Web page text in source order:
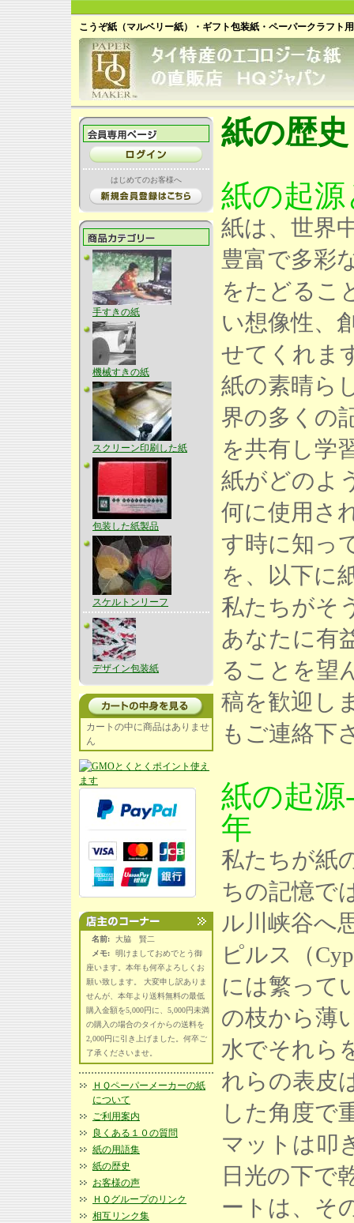
こうぞ紙（マルベリー紙）・ギフト包装紙・ペーパークラフト
はじめてのお客様へ
手すきの紙
機械すきの紙
スクリーン印刷した紙
包装した紙製品
スケルトンリーフ
デザイン包装紙
カートの中に商品はありませ
ん
名前:
大脇 賢二
メモ:
明けましておめでとう御
座います。本年も何卒よろしくお
願い致します。 大変申し訳ありま
せんが、本年より送料無料の最低
購入金額を5,000円に、5,000円未満
の購入の場合のタイからの送料を
2,000円に引き上げました。何卒ご
了承くださいませ。
ＨＱペーパーメーカーの紙
について
ご利用案内
良くある１０の質問
紙の用語集
紙の歴史
お客様の声
ＨＱグループのリンク
相互リンク集
紙の歴史
紙の起源
紙は、世界
豊富で多彩
をたどるこ
い想像性、
せてくれま
紙の素晴ら
界の多くの
を共有し学
紙がどのよ
何に使用さ
す時に知っ
を、以下に
私たちがそ
あなたに有
ることを望
稿を歓迎し
もご連絡下
紙の起
年
私たちが紙
ちの記憶で
ル川峡谷へ
ピルス（
には繁って
の枝から薄
水でそれら
れらの表皮
した角度で
マットは叩
日光の下で
ートは、そ